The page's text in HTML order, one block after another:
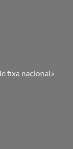
fixa nacional»